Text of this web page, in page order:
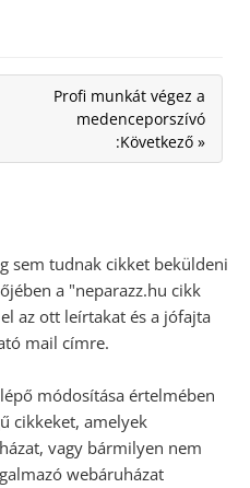
Profi munkát végez a
medenceporszívó
:Következő »
sem tudnak cikket beküldeni
a "neparazz.hu cikk
az ott leírtakat és a jófajta
mail címre.
módosítása értelmében
cikkeket, amelyek
vagy bármilyen nem
webáruházat